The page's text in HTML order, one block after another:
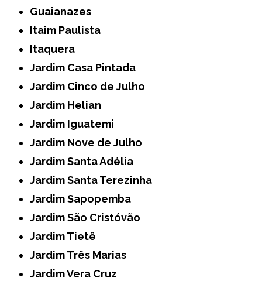
Guaianazes
Itaim Paulista
Itaquera
Jardim Casa Pintada
Jardim Cinco de Julho
Jardim Helian
Jardim Iguatemi
Jardim Nove de Julho
Jardim Santa Adélia
Jardim Santa Terezinha
Jardim Sapopemba
Jardim São Cristóvão
Jardim Tietê
Jardim Três Marias
Jardim Vera Cruz